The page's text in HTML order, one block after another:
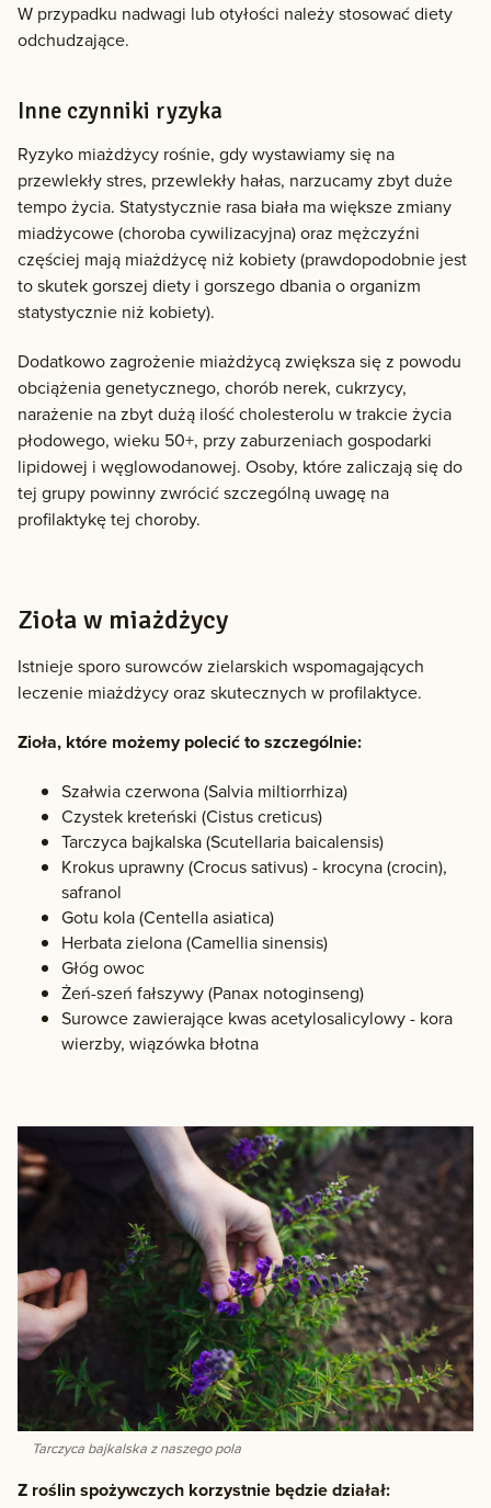
W przypadku nadwagi lub otyłości należy stosować diety
odchudzające.
Inne czynniki ryzyka
Ryzyko miażdżycy rośnie, gdy wystawiamy się na
przewlekły stres, przewlekły hałas, narzucamy zbyt duże
tempo życia. Statystycznie rasa biała ma większe zmiany
miadżycowe (choroba cywilizacyjna) oraz mężczyźni
częściej mają miażdżycę niż kobiety (prawdopodobnie jest
to skutek gorszej diety i gorszego dbania o organizm
statystycznie niż kobiety).
Dodatkowo zagrożenie miażdżycą zwiększa się z powodu
obciążenia genetycznego, chorób nerek, cukrzycy,
narażenie na zbyt dużą ilość cholesterolu w trakcie życia
płodowego, wieku 50+, przy zaburzeniach gospodarki
lipidowej i węglowodanowej. Osoby, które zaliczają się do
tej grupy powinny zwrócić szczególną uwagę na
profilaktykę tej choroby.
Zioła w miażdżycy
Istnieje sporo surowców zielarskich wspomagających
leczenie miażdżycy oraz skutecznych w profilaktyce.
Zioła, które możemy polecić to szczególnie:
Szałwia czerwona (Salvia miltiorrhiza)
Czystek kreteński (Cistus creticus)
Tarczyca bajkalska (Scutellaria baicalensis)
Krokus uprawny (Crocus sativus) - krocyna (crocin),
safranol
Gotu kola (Centella asiatica)
Herbata zielona (Camellia sinensis)
Głóg owoc
Żeń-szeń fałszywy (Panax notoginseng)
Surowce zawierające kwas acetylosalicylowy - kora
wierzby, wiązówka błotna
Tarczyca bajkalska z naszego pola
Z roślin spożywczych korzystnie będzie działał: